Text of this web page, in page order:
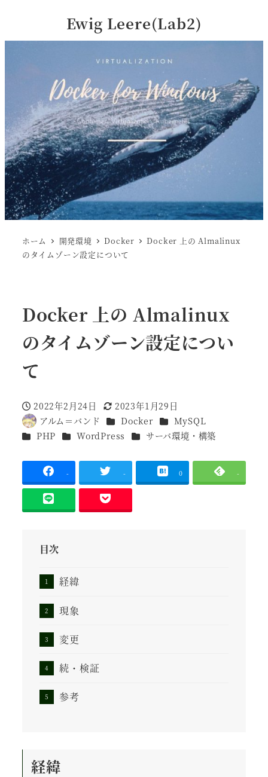
Ewig Leere(Lab2)
ホーム 開発環境 Docker
Docker 上の Almalinux
のタイムゾーン設定について
Docker 上の Almalinux
のタイムゾーン設定につい
て
投稿日
2022年2月24日
更新日
2023年1月29日
著
者
アルム＝バンド カテゴリー
Docker カテゴリー
MySQL
カテゴリー
PHP カテゴリー
WordPress カテゴリー
サーバ環境・構築
- - 0 -
目次
経緯
現象
変更
続・検証
参考
経緯